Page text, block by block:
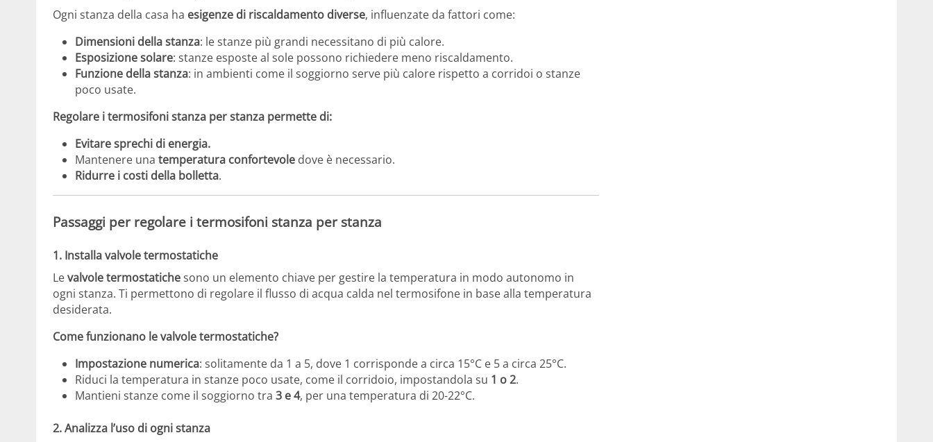
Ogni stanza della casa ha esigenze di riscaldamento diverse, influenzate da fattori come:
Dimensioni della stanza: le stanze più grandi necessitano di più calore.
Esposizione solare: stanze esposte al sole possono richiedere meno riscaldamento.
Funzione della stanza: in ambienti come il soggiorno serve più calore rispetto a corridoi o stanze
poco usate.
Regolare i termosifoni stanza per stanza permette di:
Evitare sprechi di energia.
Mantenere una temperatura confortevole dove è necessario.
Ridurre i costi della bolletta.
Passaggi per regolare i termosifoni stanza per stanza
1. Installa valvole termostatiche
Levalvole termostatichesono un elemento chiave per gestire la temperatura in modo autonomo in
ogni stanza. Ti permettono di regolare il flusso di acqua calda nel termosifone in base alla temperatura
desiderata.
Come funzionano le valvole termostatiche?
Impostazione numerica: solitamente da 1 a 5, dove 1 corrisponde a circa 15°C e 5 a circa 25°C.
Riduci la temperatura in stanze poco usate, come il corridoio, impostandola su 1 o 2.
Mantieni stanze come il soggiorno tra 3 e 4, per una temperatura di 20-22°C.
2.Analizza l’uso di ogni stanza